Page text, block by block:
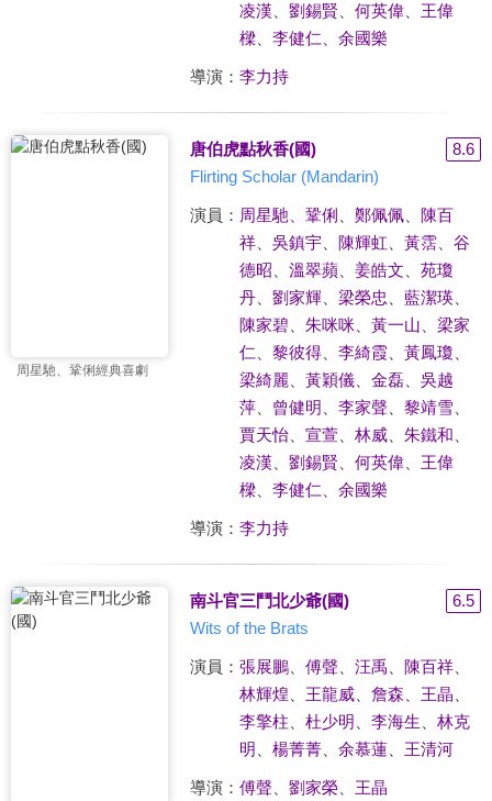
凌漢、 劉錫賢、 何英偉、 王偉
樑、 李健仁、 余國樂
導演： 李力持
周星馳、鞏俐經典喜劇
唐伯虎點秋香(國)
8.6
Flirting Scholar (Mandarin)
演員： 周星馳、 鞏俐、 鄭佩佩、 陳百
祥、 吳鎮宇、 陳輝虹、 黃霑、 谷
德昭、 溫翠蘋、 姜皓文、 苑瓊
丹、 劉家輝、 梁榮忠、 藍潔瑛、
陳家碧、 朱咪咪、 黃一山、 梁家
仁、 黎彼得、 李綺霞、 黃鳳瓊、
梁綺麗、 黃穎儀、 金磊、 吳越
萍、 曾健明、 李家聲、 黎靖雪、
賈天怡、 宣萱、 林威、 朱鐵和、
凌漢、 劉錫賢、 何英偉、 王偉
樑、 李健仁、 余國樂
導演： 李力持
南斗官三鬥北少爺(國)
6.5
Wits of the Brats
演員： 張展鵬、 傅聲、 汪禹、 陳百祥、
林輝煌、 王龍威、 詹森、 王晶、
李擎柱、 杜少明、 李海生、 林克
明、 楊菁菁、 余慕蓮、 王清河
導演： 傅聲、 劉家榮、 王晶